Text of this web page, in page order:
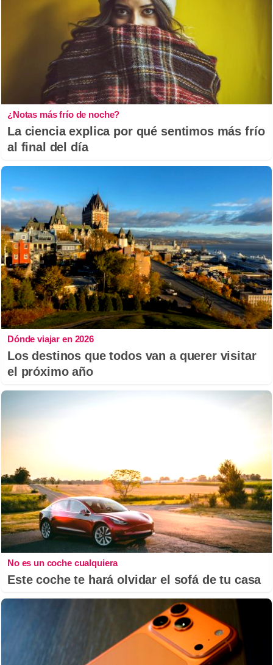
¿Notas más frío de noche?
La ciencia explica por qué sentimos más frío
al final del día
Dónde viajar en 2026
Los destinos que todos van a querer visitar
el próximo año
No es un coche cualquiera
Este coche te hará olvidar el sofá de tu casa